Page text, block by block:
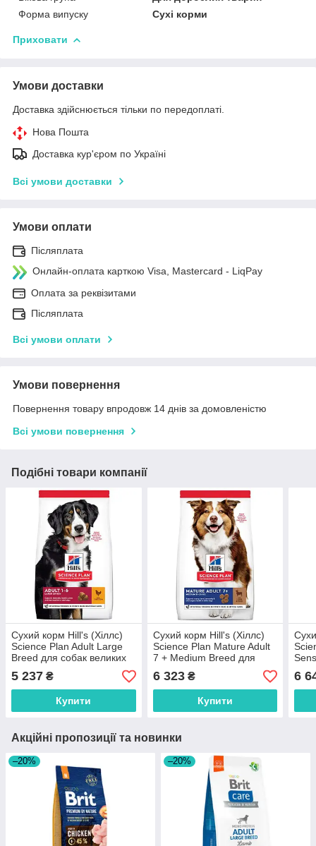
Форма випуску
Сухі корми
Приховати
Умови доставки
Доставка здійснюється тільки по передоплаті.
Нова Пошта
Доставка кур'єром по Україні
Всі умови доставки
Умови оплати
Післяплата
Онлайн-оплата карткою Visa, Mastercard - LiqPay
Оплата за реквізитами
Післяплата
Всі умови оплати
Умови повернення
Повернення товару впродовж 14 днів за домовленістю
Всі умови повернення
Подібні товари компанії
Сухий корм Hill's (Хіллс)
Science Plan Adult Large
Breed для собак великих
порід з куркою 14 кг
5 237 ₴
Купити
Сухий корм Hill's (Хіллс)
Science Plan Mature Adult
7 + Medium Breed для
літніх собак середніх порід
з ягням та рисом 14 кг
6 323₴
Купити
кг
6
Акційні пропозиції та новинки
–20% –20%